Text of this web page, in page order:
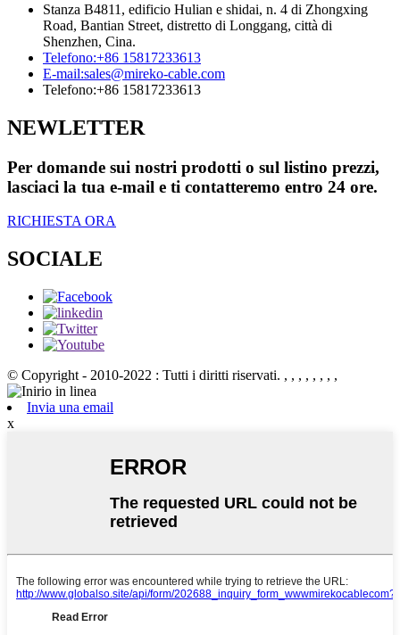
Stanza B4811, edificio Hulian e shidai, n. 4 di Zhongxing
Road, Bantian Street, distretto di Longgang, città di
Shenzhen, Cina.
Telefono:+86 15817233613
E-mail:sales@mireko-cable.com
Telefono:+86 15817233613
NEWLETTER
Per domande sui nostri prodotti o sul listino prezzi,
lasciaci la tua e-mail e ti contatteremo entro 24 ore.
RICHIESTA ORA
SOCIALE
© Copyright - 2010-2022 : Tutti i diritti riservati. , , , , , , , ,
Invia una email
x